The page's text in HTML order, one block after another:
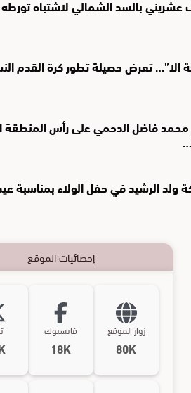
بالسد الشمالي لاشتباه
الا”… تعرض حصيلة تطور كرة القدم
فاضل الدحمي على رأس المنطقة
ولد الرشيد في حفل الولاء بمناسبة
إحصائيات الموقع
زوار الموقع
80K
فايسبوك
18K